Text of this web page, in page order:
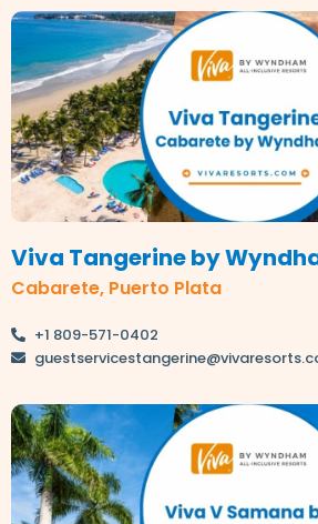
Viva Tangerine by
Cabarete, Puerto Plata
+1 809-571-0402